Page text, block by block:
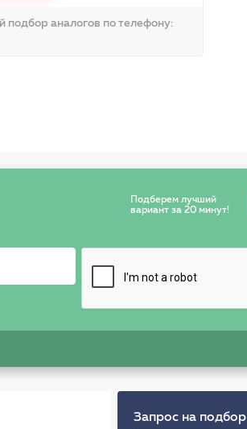
подбор аналогов по телефону:
Подберем лучший
вариант за 20 минут!
Запрос на подбор